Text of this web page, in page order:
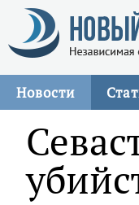
Новости